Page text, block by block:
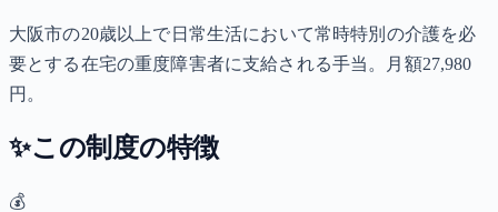
大阪市の20歳以上で日常生活において常時特別の介護を必
要とする在宅の重度障害者に支給される手当。月額27,980
円。
✨この制度の特徴
💰